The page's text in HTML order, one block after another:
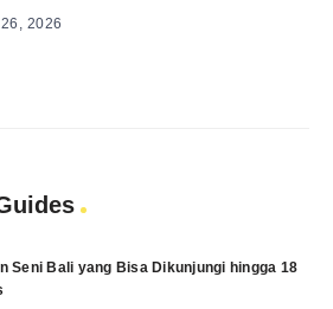
2026
Seni Bali yang Bisa Dikunjungi hingga 18